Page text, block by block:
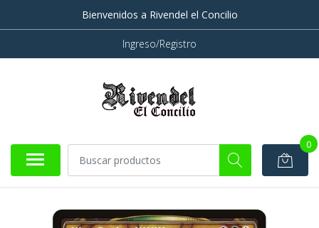
Bienvenidos a Rivendel el Concilio
Ingreso/Registro
0